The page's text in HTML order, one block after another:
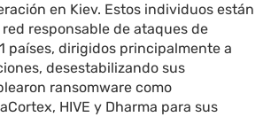
en Kiev. Estos individuos están
responsable de ataques de
países, dirigidos principalmente a
desestabilizando sus
ransomware como
HIVE y Dharma para sus